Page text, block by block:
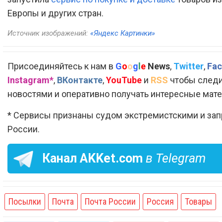
Европы и других стран.
Источник изображений: «Яндекс Картинки»
Присоединяйтесь к нам в Google News, Twitter,
Instagram*, ВКонтакте,YouTube и RSS чтобы
новостями и оперативно получать интересные
* Сервисы признаны судом экстремистскими и
России.
Канал AKKet.com в Telegram
Посылки Почта Почта России Россия Товары